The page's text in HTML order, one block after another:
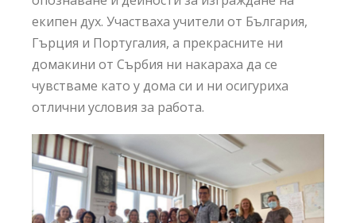
екипен дух. Участваха учители от България,
Гърция и Португалия, а прекрасните ни
домакини от Сърбия ни накараха да се
чувстваме като у дома си и ни осигуриха
отлични условия за работа.